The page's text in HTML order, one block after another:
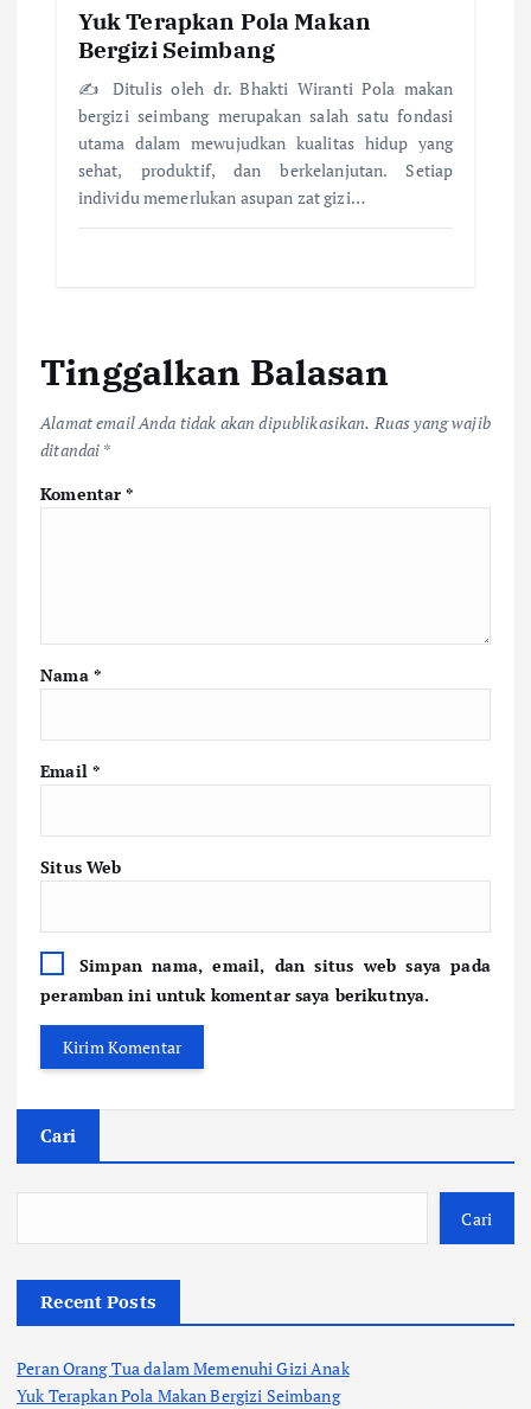
Yuk Terapkan Pola Makan
Bergizi Seimbang
✍️ Ditulis oleh dr. Bhakti Wiranti Pola makan
bergizi seimbang merupakan salah satu fondasi
utama dalam mewujudkan kualitas hidup yang
sehat, produktif, dan berkelanjutan. Setiap
individu memerlukan asupan zat gizi…
Tinggalkan Balasan
Alamat email Anda tidak akan dipublikasikan. Ruas yang wajib
ditandai *
Komentar*
Nama *
Email *
Situs Web
Simpan nama, email, dan situs web saya pada
peramban ini untuk komentar saya berikutnya.
Cari
Cari
Recent Posts
Peran Orang Tua dalam Memenuhi Gizi Anak
Yuk Terapkan Pola Makan Bergizi Seimbang